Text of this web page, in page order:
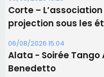
Biguglia : messe de
procession le 14 août
31/07/2026 08:24
Tennis - Début ce
RCPV